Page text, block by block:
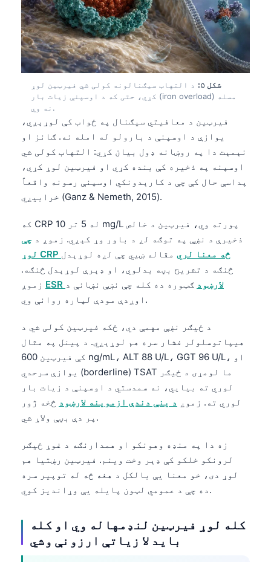
شکل ۵:
د التهاب سیګنالونه کولی شي فیرټین لوړ
کړي، حتی که د اوسپنې زیات بار (iron overload) مسله
نه وي.
فیرټین د معافیتي سیګنال په ځواب کې لوړېږي،
یوازې د اوسپنې د بارولو له امله نه. ګانز او
نېمېت دا په روښانه ډول بیان کړي: التهاب کولی شي
اوسپنه په ذخیره کې بنده کړي او فیرټین لوړ کړي،
پداسې حال کې چې د کارېدونکي اوسپنې رسونه واقعاً
خرابیږي (Ganz & Nemeth, 2015).
که CRP له 5 تر 10 mg/L پورته وي، فیرټین د خالص
ذخیرې د نښې په توګه لږ د باور وړ کېږي. زموږ د چې
لوړ CRP څه معنا لري مقاله ښيي چې لږه لوړېدل
څنګه د تشریح بڼه بدلوي، او ډېرې لوړېدل څنګه.
ESR لارښود ګټوره ده کله چې نښې نښانې د
اوږدې مودې لپاره روانې وي.
د ځیګر نښې مهمې دي، ځکه فیرټین کولی شي د
هیپاتوسلولر فشار سره هم لوړېږي. د پینل په مثال
کې فیرټین 600 ng/mL، ALT 88 U/L، GGT 96 U/L، او
یوازې سرحدي (borderline) TSAT ما لومړی د ځیګر
لوري ته بیایي، نه سمدستي د اوسپنې د زیات بار
لوري ته. زموږ د ینې دندې ازموینه لارښود څخه ژور
پر دې بڼې ولاړ شي.
زه دا په منډه وهونکو او همدارنګه د غوړ ځیګر
لرونکو خلکو کې ډېر وخت وینم. فیرټین رښتیا هم
لوړ دی، خو معنا یې بالکل د هغه څه له توپیر سره
ده چې د عمومي لټون پایله یې وړاندیز کوي.
کله لوړ فیرټین لنډمهاله وي او کله
باید لا زیاتې ارزونې وشي
Ślōnskŏ gŏdka